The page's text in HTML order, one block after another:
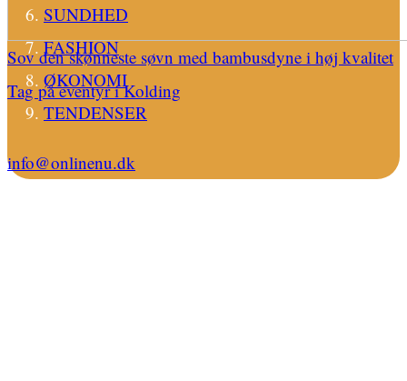
Sov den skønneste søvn med bambusdyne i høj kvalitet
Tag på eventyr i Kolding
SUNDHED
FASHION
ØKONOMI
TENDENSER
info@onlinenu.dk